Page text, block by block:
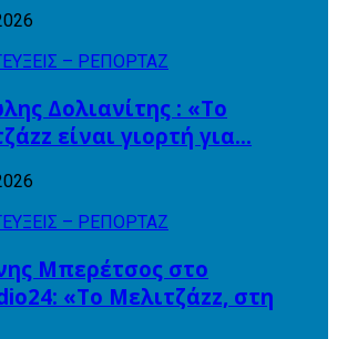
– ΡΕΠΟΡΤΑΖ
Δολιανίτης : «Το
είναι γιορτή για…
– ΡΕΠΟΡΤΑΖ
Μπερέτσος στο
«Το Μελιτζάzz, στη